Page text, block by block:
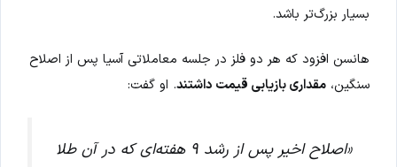
بسیار بزرگ‌تر باشد.
هانسن افزود که هر دو فلز در جلسه معاملاتی آسیا پس از اصلاح
سنگین، مقداری بازیابی قیمت داشتند. او گفت:
«اصلاح اخیر پس از رشد ۹ هفته‌ای که در آن طلا